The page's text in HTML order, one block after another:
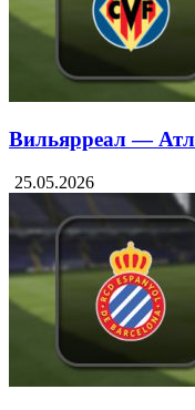
Вильярреал —
25.05.2026